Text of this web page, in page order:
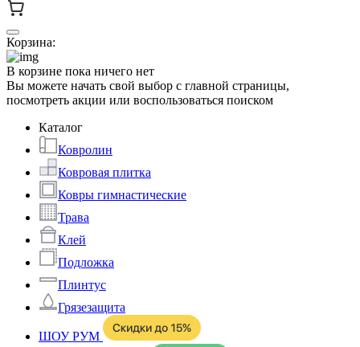
Корзина:
В корзине пока ничего нет
Вы можете начать свой выбор с главной страницы,
посмотреть акции или воспользоваться поиском
Каталог
Ковролин
Ковровая плитка
Ковры гимнастические
Трава
Клей
Подложка
Плинтус
Грязезащита
ШОУ РУМ